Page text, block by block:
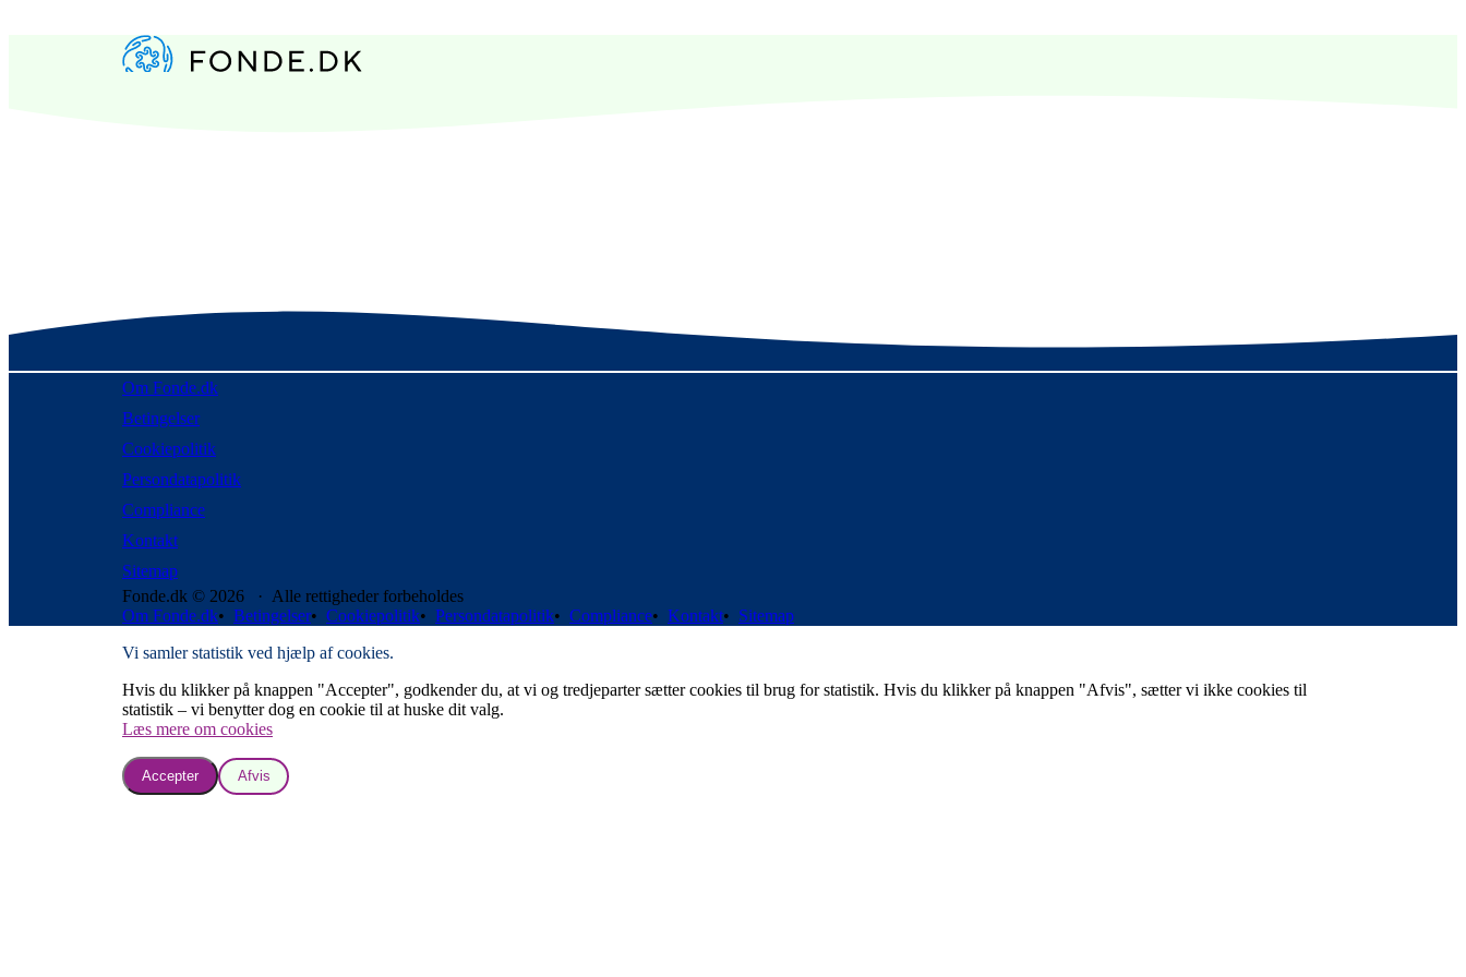
Om Fonde.dk
Betingelser
Cookiepolitik
Persondatapolitik
Compliance
Kontakt
Sitemap
Fonde.dk © 2026 · Alle rettigheder forbeholdes
Om Fonde.dk• Betingelser• Cookiepolitik• Persondatapolitik• Compliance• Kontakt• Sitemap
Vi samler statistik ved hjælp af cookies.
Hvis du klikker på knappen "Accepter", godkender du, at vi og tredjeparter sætter cookies til brug for statistik. Hvis du klikker på knappen "Afvis", sætter vi ikke cookies til
statistik – vi benytter dog en cookie til at huske dit valg.
Læs mere om cookies
Accepter Afvis